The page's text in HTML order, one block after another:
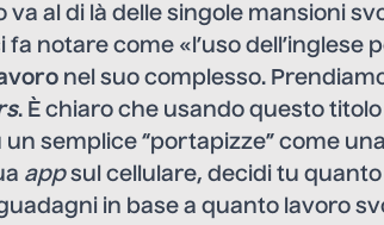
al di là delle singole mansioni
notare come «l’uso dell’inglese
nel suo complesso.
. È chiaro che usando questo
semplice “portapizze” come
appsul cellulare, decidi tu
in base a quanto lavoro